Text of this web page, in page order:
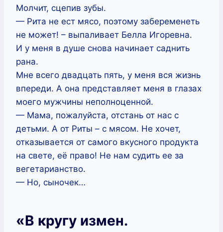
Молчит, сцепив зубы.
— Рита не ест мясо, поэтому забеременеть
не может! – выпаливает Белла Игоревна.
И у меня в душе снова начинает саднить
рана.
Мне всего двадцать пять, у меня вся жизнь
впереди. А она представляет меня в глазах
моего мужчины неполноценной.
— Мама, пожалуйста, отстань от нас с
детьми. А от Риты – с мясом. Не хочет,
отказывается от самого вкусного продукта
на свете, её право! Не нам судить ее за
вегетарианство.
— Но, сыночек…
«В кругу измен.